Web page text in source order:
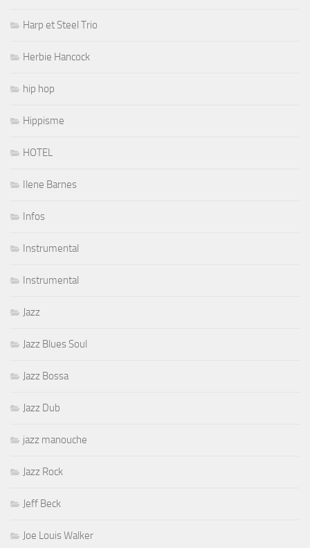
Harp et Steel Trio
Herbie Hancock
hip hop
Hippisme
HOTEL
Ilene Barnes
Infos
Instrumental
Instrumental
Jazz
Jazz Blues Soul
Jazz Bossa
Jazz Dub
jazz manouche
Jazz Rock
Jeff Beck
Joe Louis Walker